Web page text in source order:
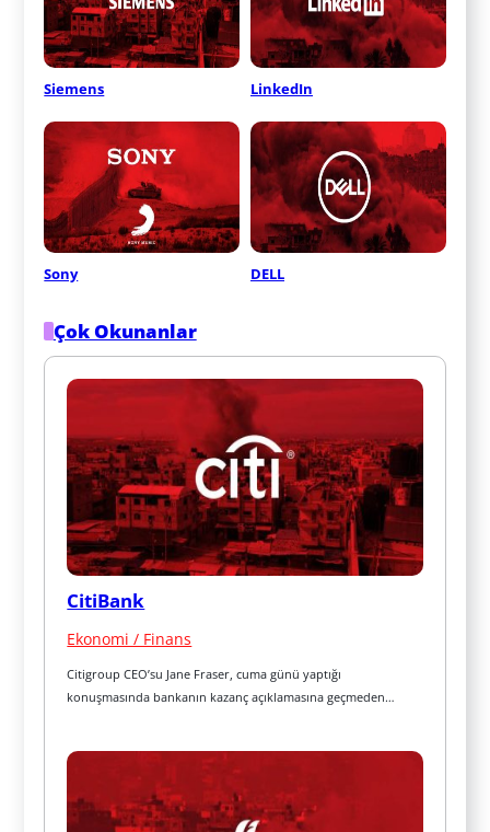
Siemens LinkedIn
Sony DELL
Çok Okunanlar
CitiBank
Ekonomi / Finans
Citigroup CEO’su Jane Fraser, cuma günü yaptığı
konuşmasında bankanın kazanç açıklamasına geçmeden…